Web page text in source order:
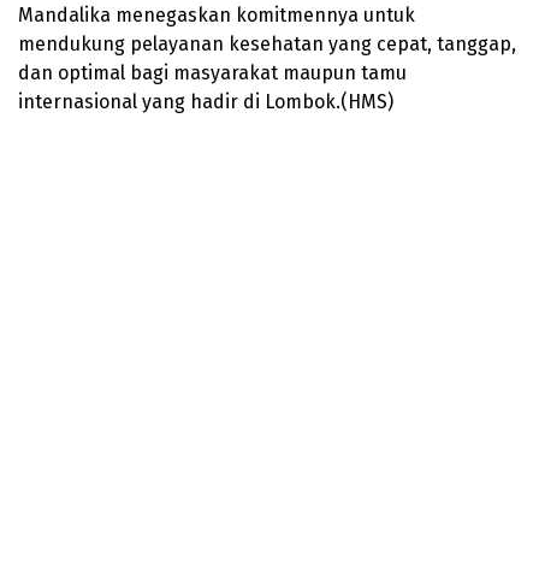
Mandalika menegaskan komitmennya untuk
mendukung pelayanan kesehatan yang cepat, tanggap,
dan optimal bagi masyarakat maupun tamu
internasional yang hadir di Lombok.(HMS)